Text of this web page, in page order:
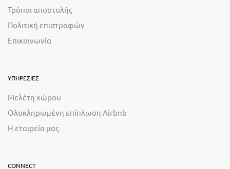
Τρόποι αποστολής
Πολιτική επιστροφών
Επικοινωνία
ΥΠΗΡΕΣΙΕΣ
Μελέτη χώρου
Ολοκληρωμένη επίπλωση Airbnb
Η εταιρεία μας
CONNECT